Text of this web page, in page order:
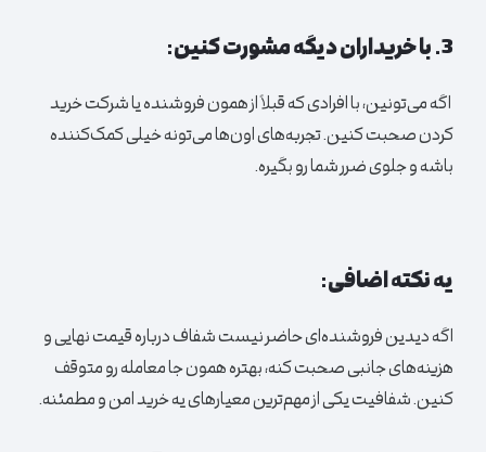
3. با خریداران دیگه مشورت کنین:
اگه می‌تونین، با افرادی که قبلاً از همون فروشنده یا شرکت خرید
کردن صحبت کنین. تجربه‌های اون‌ها می‌تونه خیلی کمک‌کننده
باشه و جلوی ضرر شما رو بگیره.
یه نکته اضافی:
اگه دیدین فروشنده‌ای حاضر نیست شفاف درباره قیمت نهایی و
هزینه‌های جانبی صحبت کنه، بهتره همون جا معامله رو متوقف
کنین. شفافیت یکی از مهم‌ترین معیارهای یه خرید امن و مطمئنه.